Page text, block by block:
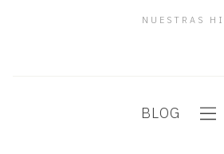
NUESTRAS
BLOG